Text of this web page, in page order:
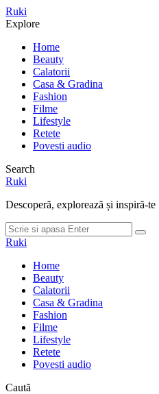
Meniu
Ruki
Cauta
Explore
Home
Beauty
Calatorii
Casa & Gradina
Fashion
Filme
Lifestyle
Retete
Povesti audio
Search
Ruki
Descoperă, explorează și inspiră-te
Cauta
dupa:
Cauta
Ruki
Home
Beauty
Calatorii
Casa & Gradina
Fashion
Filme
Lifestyle
Retete
Povesti audio
Caută